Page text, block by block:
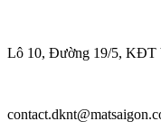
Lô 10, Đường 19/5, KĐT